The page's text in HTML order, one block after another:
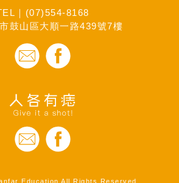
｜ (07)554-8168
鼓山區大順一路439號7樓
Education All Rights Reserved.